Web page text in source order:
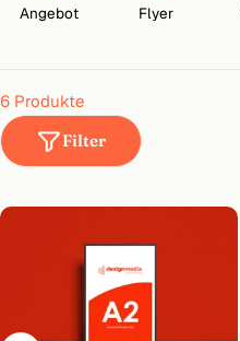
Angebot Flyer
6 Produkte
Filter